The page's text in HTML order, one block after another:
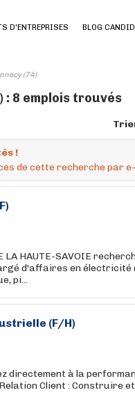
D'ENTREPRISES BLOG
(74)
: 8 emplois trouvés
!
de cette recherche par
LA HAUTE-SAVOIE
d'affaires en électricité
pi...
(F/H)
directement à la
Client : Construire